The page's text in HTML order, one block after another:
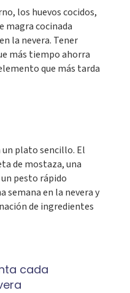
los huevos cocidos,
magra cocinada
la nevera. Tener
más tiempo ahorra
que más tarda
plato sencillo. El
de mostaza, una
pesto rápido
semana en la nevera y
de ingredientes
cada